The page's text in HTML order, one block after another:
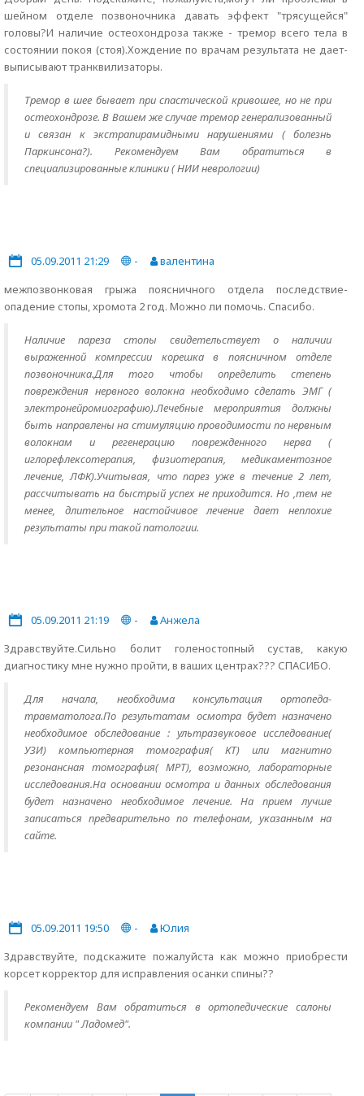
шейном отделе позвоночника давать эффект "трясущейся"
головы?И наличие остеохондроза также - тремор всего тела в
состоянии покоя (стоя).Хождение по врачам результата не дает-
выписывают транквилизаторы.
Тремор в шее бывает при спастической кривошее, но не при
остеохондрозе. В Вашем же случае тремор генерализованный
и связан к экстрапирамидными нарушениями ( болезнь
Паркинсона?). Рекомендуем Вам обратиться в
специализированные клиники ( НИИ неврологии)
05.09.2011 21:29 -
валентина
межпозвонковая грыжа поясничного отдела последствие-
опадение стопы, хромота 2 год. Можно ли помочь. Спасибо.
Наличие пареза стопы свидетельствует о наличии
выраженной компрессии корешка в поясничном отделе
позвоночника.Для того чтобы определить степень
повреждения нервного волокна необходимо сделать ЭМГ (
электронейромиографию).Лечебные мероприятия должны
быть направлены на стимуляцию проводимости по нервным
волокнам и регенерацию поврежденного нерва (
иглорефлексотерапия, физиотерапия, медикаментозное
лечение, ЛФК).Учитывая, что парез уже в течение 2 лет,
рассчитывать на быстрый успех не приходится. Но ,тем не
менее, длительное настойчивое лечение дает неплохие
результаты при такой патологии.
05.09.2011 21:19 -
Анжела
Здравствуйте.Сильно болит голеностопный сустав, какую
диагностику мне нужно пройти, в ваших центрах??? СПАСИБО.
Для начала, необходима консультация ортопеда-
травматолога.По результатам осмотра будет назначено
необходимое обследование : ультразвуковое исследование(
УЗИ) компьютерная томография( КТ) или магнитно
резонансная томография( МРТ), возможно, лабораторные
исследования.На основании осмотра и данных обследования
будет назначено необходимое лечение. На прием лучше
записаться предварительно по телефонам, указанным на
сайте.
05.09.2011 19:50 -
Юлия
Здравствуйте, подскажите пожалуйста как можно приобрести
корсет корректор для исправления осанки спины??
Рекомендуем Вам обратиться в ортопедические салоны
компании " Ладомед".